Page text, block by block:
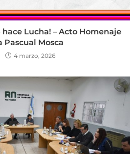
hace Lucha! – Acto Homenaje
Pascual Mosca
4 marzo, 2026